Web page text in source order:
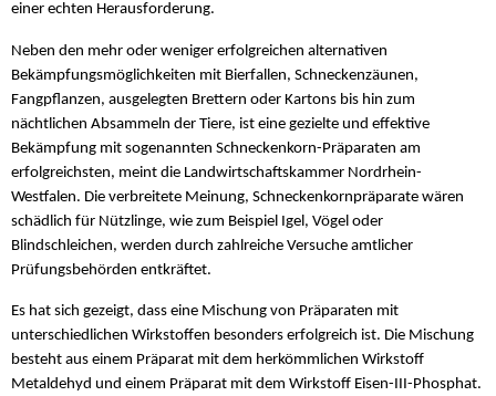
einer echten Herausforderung.
Neben den mehr oder weniger erfolgreichen alternativen
Bekämpfungsmöglichkeiten mit Bierfallen, Schneckenzäunen,
Fangpflanzen, ausgelegten Brettern oder Kartons bis hin zum
nächtlichen Absammeln der Tiere, ist eine gezielte und effektive
Bekämpfung mit sogenannten Schneckenkorn-Präparaten am
erfolgreichsten, meint die Landwirtschaftskammer Nordrhein-
Westfalen. Die verbreitete Meinung, Schneckenkornpräparate wären
schädlich für Nützlinge, wie zum Beispiel Igel, Vögel oder
Blindschleichen, werden durch zahlreiche Versuche amtlicher
Prüfungsbehörden entkräftet.
Es hat sich gezeigt, dass eine Mischung von Präparaten mit
unterschiedlichen Wirkstoffen besonders erfolgreich ist. Die Mischung
besteht aus einem Präparat mit dem herkömmlichen Wirkstoff
Metaldehyd und einem Präparat mit dem Wirkstoff Eisen-III-Phosphat.